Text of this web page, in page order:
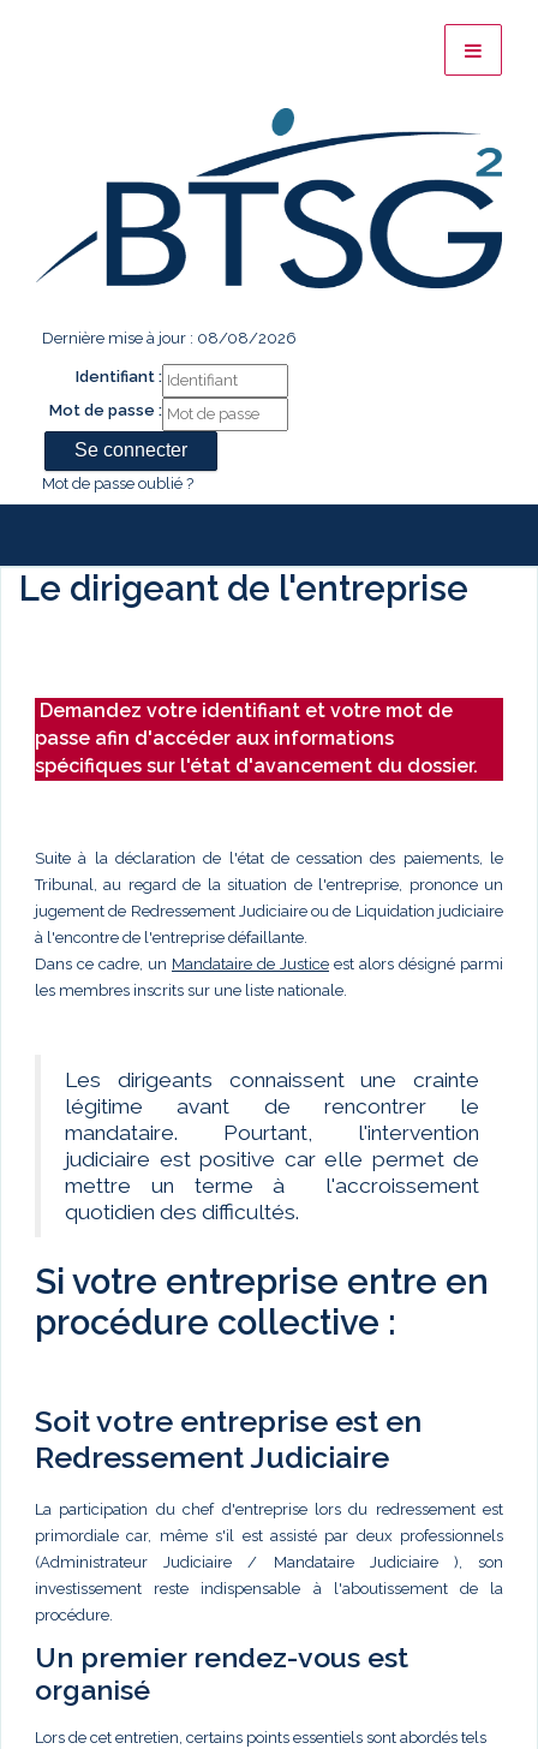
Dernière mise à jour : 08/08/2026
Identifiant :
Mot de passe :
Mot de passe oublié ?
Le dirigeant de l'entreprise
Demandez votre identifiant et votre mot de
passe afin d'accéder aux informations
spécifiques sur l'état d'avancement du dossier.
Suite à la déclaration de l'état de cessation des paiements, le
Tribunal, au regard de la situation de l'entreprise, prononce un
jugement de Redressement Judiciaire ou de Liquidation judiciaire
à l'encontre de l'entreprise défaillante.
Dans ce cadre, un Mandataire de Justice est alors désigné parmi
les membres inscrits sur une liste nationale.
Les dirigeants connaissent une crainte
légitime avant de rencontrer le
mandataire. Pourtant, l'intervention
judiciaire est positive car elle permet de
mettre un terme à l'accroissement
quotidien des difficultés.
Si votre entreprise entre en
procédure collective :
Soit votre entreprise est en
Redressement Judiciaire
La participation du chef d'entreprise lors du redressement est
primordiale car, même s'il est assisté par deux professionnels
(Administrateur Judiciaire / Mandataire Judiciaire ), son
investissement reste indispensable à l'aboutissement de la
procédure.
Un premier rendez-vous est
organisé
Lors de cet entretien, certains points essentiels sont abordés tels